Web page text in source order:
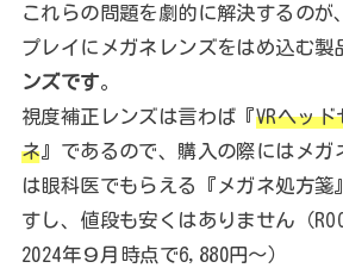
これらの問題を劇的に解決するのが
プレイにメガネレンズをはめ込む製
ンズです。
視度補正レンズは言わば『VRヘッ
ネ 』であるので、購入の際にはメガ
は眼科医でもらえる『メガネ処方箋
すし、値段も安くはありません（
2024年９月時点で6,880円～）